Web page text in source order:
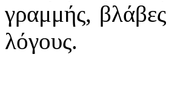
γραμμής,
λόγους.